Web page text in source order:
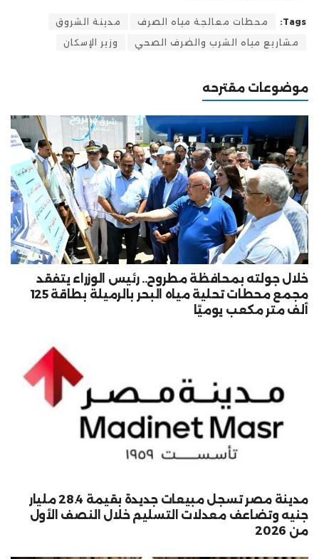
Tags: محطات معالجة مياه الصرف
مدينة الشروق
مشاريع مياه الشرب والضرف الصحي
وزير الإسكان
موضوعات مقترحه
خلال جولته بمحافظة مطروح.. رئيس الوزراء يتفقد
مجمع محطات تحلية مياه البحر بالرميلة بطاقة 125
ألف متر مكعب يوميًا
مدينة مصر تسجل مبيعات جديدة بقيمة 28.4 مليار
جنيه وتضاعف معدلات التسليم خلال النصف الأول
من 2026